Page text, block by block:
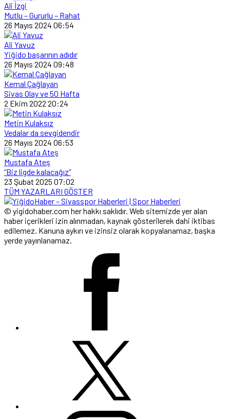
Ali İzgi
Mutlu – Gururlu – Rahat
26 Mayıs 2024 06:54
Ali Yavuz
Yiğido başarının adıdır
26 Mayıs 2024 09:48
Kemal Çağlayan
Sivas Olay ve 50 Hafta
2 Ekim 2022 20:24
Metin Kulaksız
Vedalar da sevgidendir
26 Mayıs 2024 06:53
Mustafa Ateş
“Biz ligde kalacağız”
23 Şubat 2025 07:02
TÜM YAZARLARI GÖSTER
© yigidohaber.com her hakkı saklıdır. Web sitemizde yer alan
haber içerikleri izin alınmadan, kaynak gösterilerek dahi iktibas
edilemez. Kanuna aykırı ve izinsiz olarak kopyalanamaz, başka
yerde yayınlanamaz.